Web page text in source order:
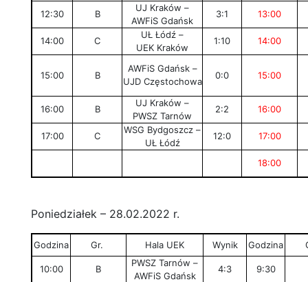
12:30 B
UJ Kraków –
AWFiS Gdańsk
3:1 13:00
14:00 C
UŁ Łódź –
UEK Kraków
1:10 14:00
15:00 B
AWFiS Gdańsk –
UJD Częstochowa
0:0 15:00
16:00 B
UJ Kraków –
PWSZ Tarnów
2:2 16:00
17:00 C
WSG Bydgoszcz –
UŁ Łódź
12:0 17:00
18:00
Poniedziałek – 28.02.2022 r.
Godzina Gr. Hala UEK Wynik Godzina
10:00 B
PWSZ Tarnów –
AWFiS Gdańsk
4:3 9:30